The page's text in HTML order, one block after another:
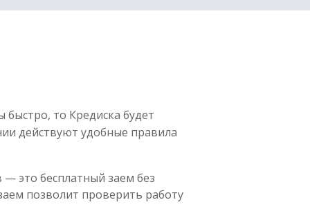
то Кредиска будет
действуют удобные правила
это бесплатный заем без
позволит проверить работу